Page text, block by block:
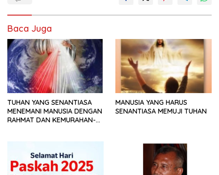
Baca Juga
TUHAN YANG SENANTIASA
MENEMANI MANUSIA DENGAN
RAHMAT DAN KEMURAHAN-
MANUSIA YANG HARUS
SENANTIASA MEMUJI TUHAN